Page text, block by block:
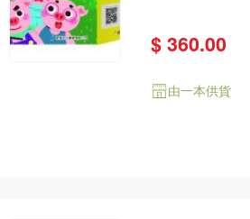
$ 360.00
由一本供貨